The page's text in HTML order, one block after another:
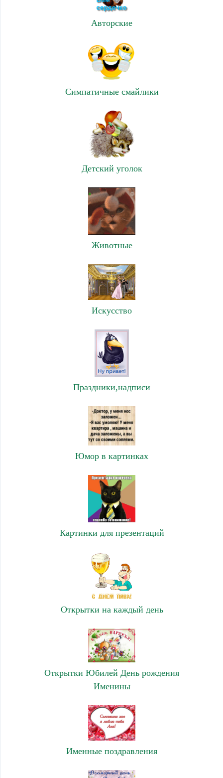
Авторские
Симпатичные смайлики
Детский уголок
Животные
Искусство
Праздники,надписи
Юмор в картинках
Картинки для презентаций
Открытки на каждый день
Открытки Юбилей День рождения
Именины
Именные поздравления